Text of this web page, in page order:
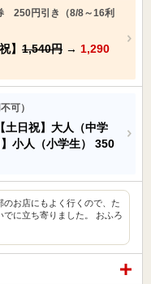
250円引き（8/8～16利
】 1,540円 → 1,290
可）
【土日祝】大人（中学
小人（小学生） 350
お店にもよく行くので、た
でに立ち寄りました。 おふろ